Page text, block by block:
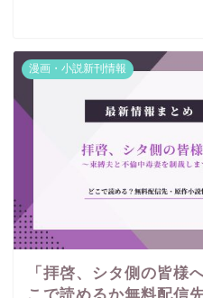
漫画・小説新刊情報
「拝啓、シタ側の皆様
こで読めるか無料配信